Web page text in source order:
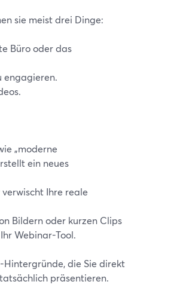
sie meist drei Dinge:
Büro oder das
engagieren.
„moderne
ein neues
Ihre reale
Bildern oder kurzen Clips
Webinar-Tool.
Hintergründe, die Sie direkt
präsentieren.